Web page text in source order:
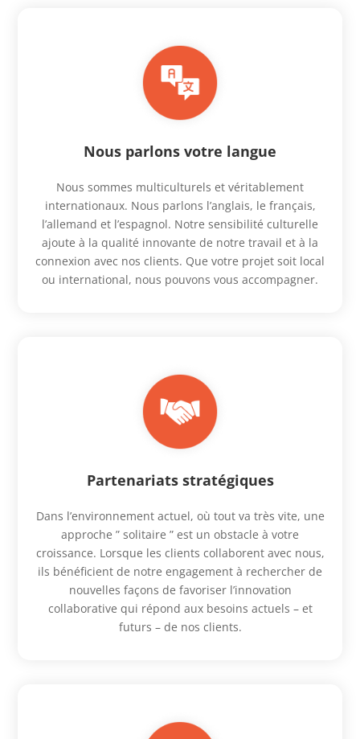
Nous parlons votre langue
Nous sommes multiculturels et véritablement
internationaux. Nous parlons l’anglais, le français,
l’allemand et l’espagnol. Notre sensibilité culturelle
ajoute à la qualité innovante de notre travail et à la
connexion avec nos clients. Que votre projet soit local
ou international, nous pouvons vous accompagner.
Partenariats stratégiques
Dans l’environnement actuel, où tout va très vite, une
approche ” solitaire ” est un obstacle à votre
croissance. Lorsque les clients collaborent avec nous,
ils bénéficient de notre engagement à rechercher de
nouvelles façons de favoriser l’innovation
collaborative qui répond aux besoins actuels – et
futurs – de nos clients.